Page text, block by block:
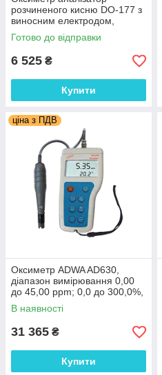
розчиненого кисню DO-177 з
виносним електродом,
діапазон DO: 0~199.9% /
0~20мг/л; Temp: 0°C~50°C.
Готово до відправки
6 525 ₴
Купити
ціна з ПДВ
Оксиметр ADWA AD630,
діапазон вимірювання 0,00
до 45,00 ppm; 0,0 до 300,0%,
Угорщина
В наявності
31 365 ₴
Купити